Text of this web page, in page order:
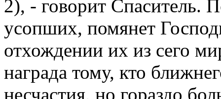
2), - говорит Спаситель.
усопших, помянет
отхождении их из сего
награда тому, кто
несчастия, но гораздо